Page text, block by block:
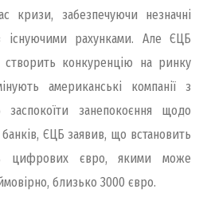
кризи, забезпечуючи незначні
існуючими рахунками. Але ЄЦБ
конкуренцію на ринку
американські компанії з
занепокоєння щодо
ЄЦБ заявив, що встановить
цифрових євро, якими може
близько 3000 євро.